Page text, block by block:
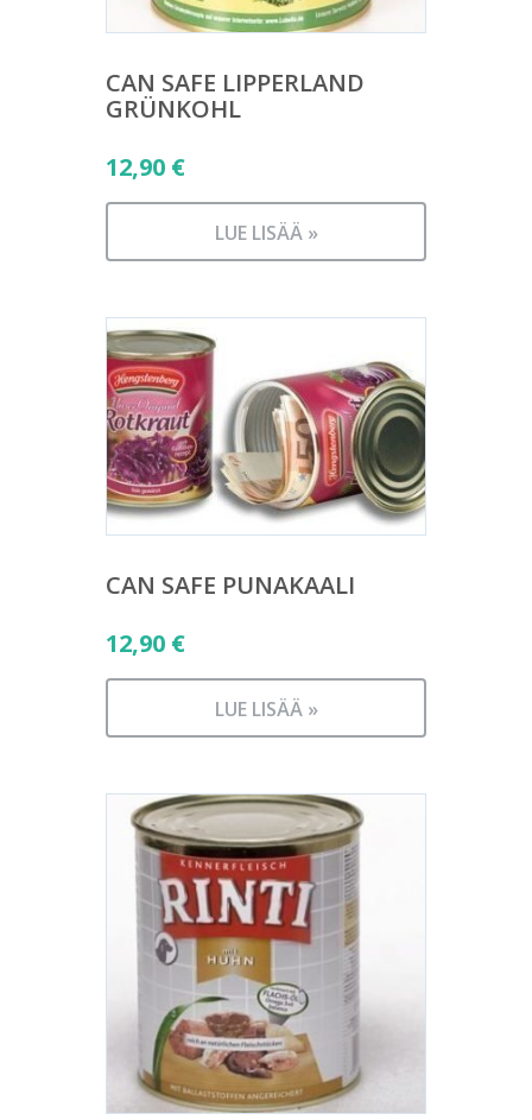
CAN SAFE LIPPERLAND
GRÜNKOHL
12,90 €
LUE LISÄÄ »
CAN SAFE PUNAKAALI
12,90 €
LUE LISÄÄ »